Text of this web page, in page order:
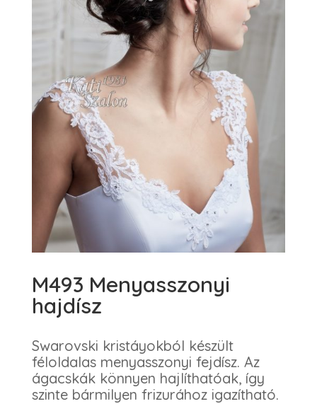
M493 Menyasszonyi
hajdísz
Swarovski kristáyokból készült
féloldalas menyasszonyi fejdísz. Az
ágacskák könnyen hajlíthatóak, így
szinte bármilyen frizurához igazítható.